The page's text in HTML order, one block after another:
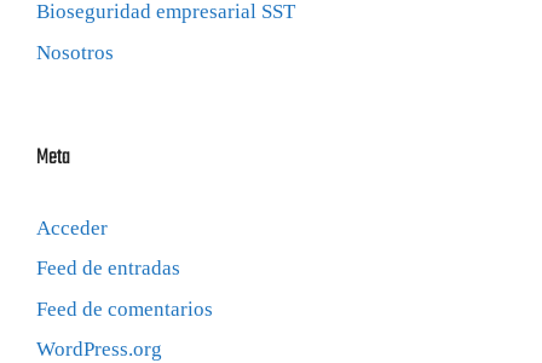
Bioseguridad empresarial SST
Nosotros
Meta
Acceder
Feed de entradas
Feed de comentarios
WordPress.org